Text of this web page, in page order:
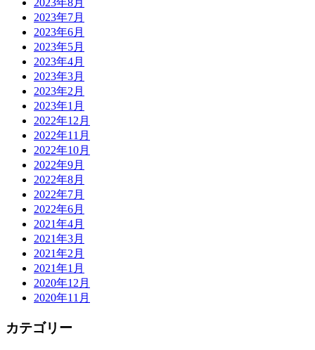
2023年8月
2023年7月
2023年6月
2023年5月
2023年4月
2023年3月
2023年2月
2023年1月
2022年12月
2022年11月
2022年10月
2022年9月
2022年8月
2022年7月
2022年6月
2021年4月
2021年3月
2021年2月
2021年1月
2020年12月
2020年11月
カテゴリー